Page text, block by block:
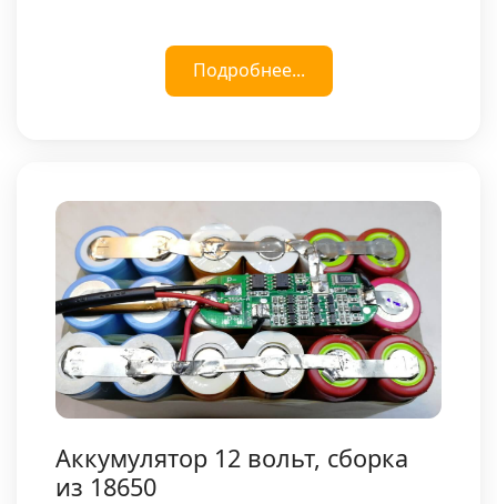
Подробнее...
Аккумулятор 12 вольт, сборка
из 18650